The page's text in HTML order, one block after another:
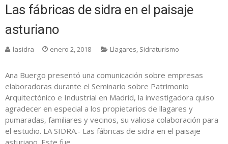
Las fábricas de sidra en el paisaje
asturiano
lasidra enero 2, 2018 Llagares, Sidraturismo
Ana Buergo presentó una comunicación sobre empresas
elaboradoras durante el Seminario sobre Patrimonio
Arquitectónico e Industrial en Madrid, la investigadora quiso
agradecer en especial a los propietarios de llagares y
pumaradas, familiares y vecinos, su valiosa colaboración para
el estudio. LA SIDRA.- Las fábricas de sidra en el paisaje